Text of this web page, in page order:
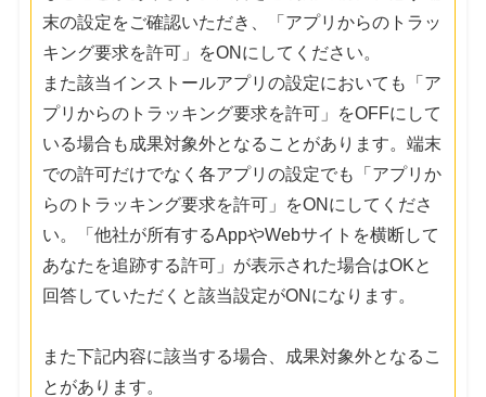
末の設定をご確認いただき、「アプリからのトラッ
キング要求を許可」をONにしてください。
また該当インストールアプリの設定においても「ア
プリからのトラッキング要求を許可」をOFFにして
いる場合も成果対象外となることがあります。端末
での許可だけでなく各アプリの設定でも「アプリか
らのトラッキング要求を許可」をONにしてくださ
い。「他社が所有するAppやWebサイトを横断して
あなたを追跡する許可」が表示された場合はOKと
回答していただくと該当設定がONになります。
また下記内容に該当する場合、成果対象外となるこ
とがあります。